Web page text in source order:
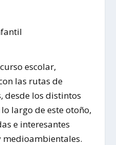
escolar,
las rutas de
desde los distintos
largo de este otoño,
e interesantes